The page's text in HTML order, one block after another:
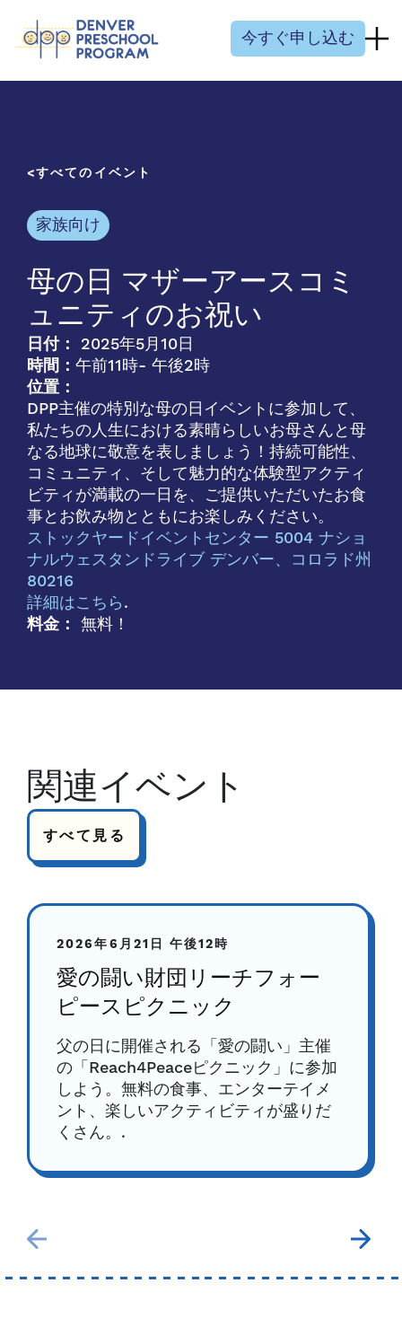
今すぐ申し込む
すべてのイベント
家族向け
母の日 マザーアースコミ
ュニティのお祝い
日付：
2025年5月10日
時間： 午前11時- 午後2時
位置：
DPP主催の特別な母の日イベントに参加して、
私たちの人生における素晴らしいお母さんと母
なる地球に敬意を表しましょう！持続可能性、
コミュニティ、そして魅力的な体験型アクティ
ビティが満載の一日を、ご提供いただいたお食
事とお飲み物とともにお楽しみください。
ストックヤードイベントセンター 5004 ナショ
ナルウェスタンドライブ デンバー、コロラド州
80216
詳細はこちら.
料金： 無料！
関連イベント
すべて見る
2026年6月21日 午後12時
愛の闘い財団リーチフォー
ピースピクニック
父の日に開催される「愛の闘い」主催
の「Reach4Peaceピクニック」に参加
しよう。無料の食事、エンターテイメ
ント、楽しいアクティビティが盛りだ
くさん。.